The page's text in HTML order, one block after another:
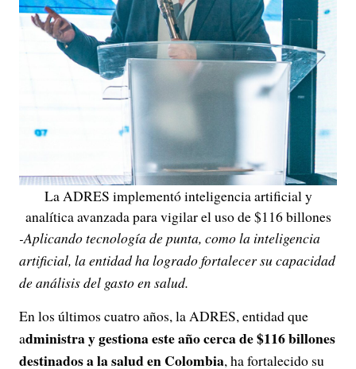
La ADRES implementó inteligencia artificial y
analítica avanzada para vigilar el uso de $116 billones
-Aplicando tecnología de punta, como la inteligencia
artificial, la entidad ha logrado fortalecer su capacidad
de análisis del gasto en salud.
En los últimos cuatro años, la ADRES, entidad que
administra y gestiona este año cerca de $116 billones
destinados a la salud en Colombia, ha fortalecido su